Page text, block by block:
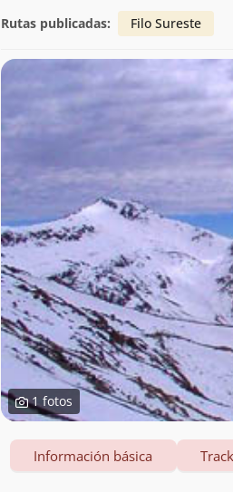
Rutas publicadas: Filo Sureste
1 fotos
Información básica